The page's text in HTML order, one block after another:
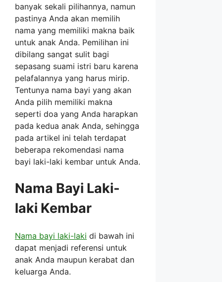
banyak sekali pilihannya, namun
pastinya Anda akan memilih
nama yang memiliki makna baik
untuk anak Anda. Pemilihan ini
dibilang sangat sulit bagi
sepasang suami istri baru karena
pelafalannya yang harus mirip.
Tentunya nama bayi yang akan
Anda pilih memiliki makna
seperti doa yang Anda harapkan
pada kedua anak Anda, sehingga
pada artikel ini telah terdapat
beberapa rekomendasi nama
bayi laki-laki kembar untuk Anda.
Nama Bayi Laki-
laki Kembar
Nama bayi laki-laki di bawah ini
dapat menjadi referensi untuk
anak Anda maupun kerabat dan
keluarga Anda.